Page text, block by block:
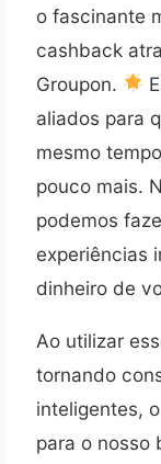
o fascinante
cashback
Groupon.
aliados para
mesmo
pouco mais.
podemos
experiências
dinheiro de
Ao utilizar
tornando
inteligentes,
para o nosso